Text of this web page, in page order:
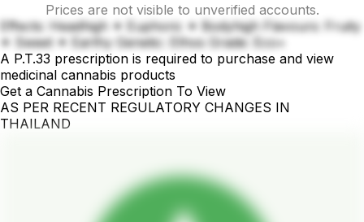
Prices are not visible to unverified accounts.
Effects: Headhigh ✦ Euphoric ✦ Bodyhigh Flavours: Fruity
✦ Sweet ✦ Earthy Genetic: Ethos Grade: Eco+
A P.T.33 prescription is required to purchase and view
medicinal cannabis products
Get a Cannabis Prescription To View
AS PER RECENT REGULATORY CHANGES IN
THAILAND